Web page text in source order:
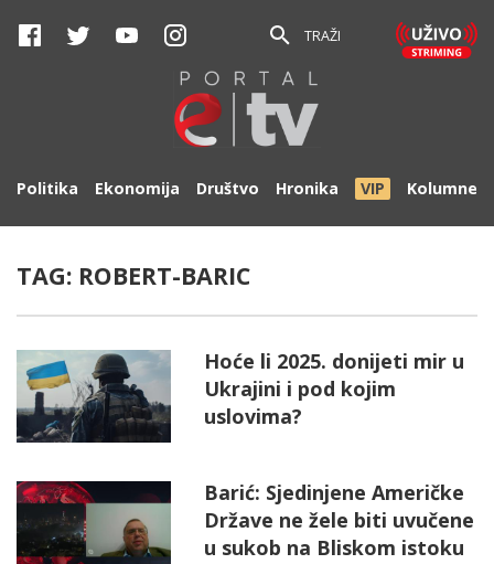
TRAŽI
Politika Ekonomija Društvo Hronika VIP Kolumne
TAG: ROBERT-BARIC
Hoće li 2025. donijeti mir u
Ukrajini i pod kojim
uslovima?
Barić: Sjedinjene Američke
Države ne žele biti uvučene
u sukob na Bliskom istoku